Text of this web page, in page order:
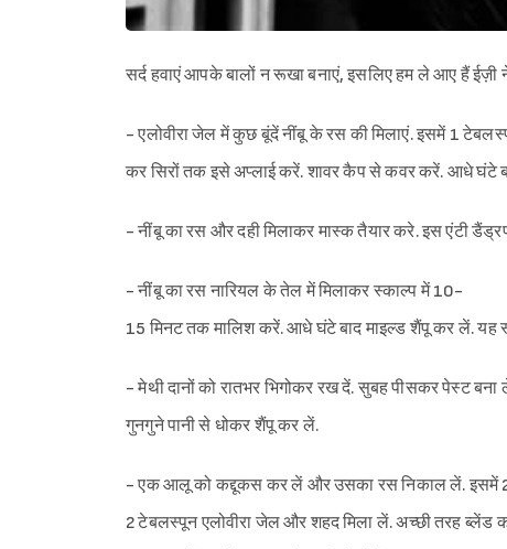
सर्द हवाएं आपके बालों न रूखा बनाएं, इसलिए हम ले आए हैं
- एलोवीरा जेल में कुछ बूंदें नींबू के रस की मिलाएं. इसमें 1
कर सिरों तक इसे अप्लाई करें. शावर कैप से कवर करें. आधे घंटे
- नींबू का रस और दही मिलाकर मास्क तैयार करे. इस एंटी
- नींबू का रस नारियल के तेल में मिलाकर स्काल्प में 10-
15 मिनट तक मालिश करें. आधे घंटे बाद माइल्ड शैंपू कर लें. यह
- मेथी दानों को रातभर भिगोकर रख दें. सुबह पीसकर पेस्ट
गुनगुने पानी से धोकर शैंपू कर लें.
- एक आलू को कद्दूकस कर लें और उसका रस निकाल लें. इसमें
2 टेबलस्पून एलोवीरा जेल और शहद मिला लें. अच्छी तरह ब्लेंड